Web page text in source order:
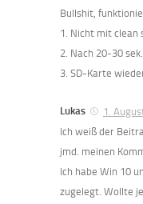
Bullshit,
1. Nicht mit clean
2. Nach 20-30
3. SD-Karte
Lukas
1.
Ich weiß der
jmd. meinen
Ich habe Win 10
zugelegt. Wollte